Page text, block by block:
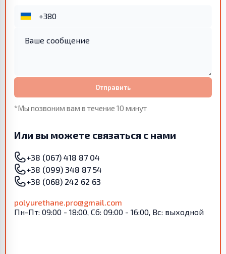
Отправить
*Мы позвоним вам в течение 10 минут
Или вы можете связаться с нами
+38 (067) 418 87 04
+38 (099) 348 87 54
+38 (068) 242 62 63
polyurethane.pro@gmail.com
Пн-Пт: 09:00 - 18:00, Сб: 09:00 - 16:00, Вс: выходной